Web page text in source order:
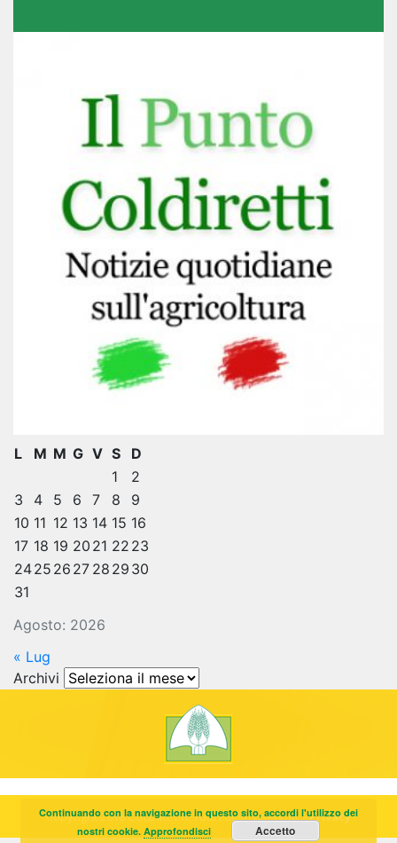
Agosto: 2026
L M M G V S
D
1
2
3
4 5 6 7 8
9
10 11 12 13 14 15 16
17 18 19 20 21 22 23
2425 26 27 28 29 30
31
« Lug
Archivi Archivi
Copyright 2018 COLDIRETTI. Tutti i diritti riservati. -Privacy
Continuando con la navigazione in questo sito, accordi l'utilizzo dei
nostri cookie. Approfondisci Accetto